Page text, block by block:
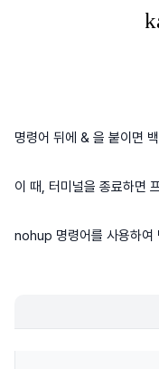
명령어 뒤에 & 을 붙이면
이 때, 터미널을 종료하면
nohup 명령어를 사용하여